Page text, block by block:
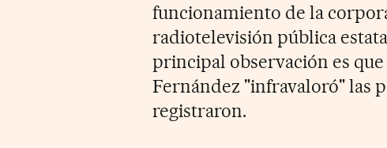
funcionamiento de la
radiotelevisión pública
principal observación es
Fernández "infravaloró" las
registraron.